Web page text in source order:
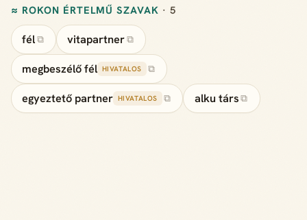
≈ ROKON ÉRTELMŰ SZAVAK · 5
fél ⧉ vitapartner ⧉
megbeszélő fél HIVATALOS ⧉
egyeztető partner HIVATALOS ⧉ alku társ ⧉